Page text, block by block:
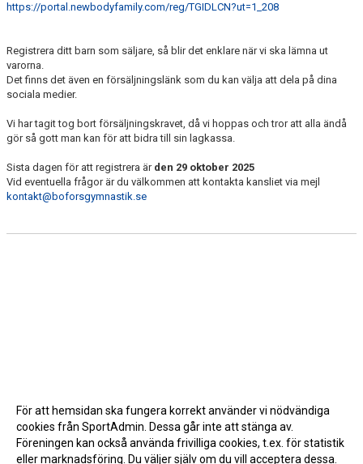
https://portal.newbodyfamily.com/reg/TGIDLCN?ut=1_208
Registrera ditt barn som säljare, så blir det enklare när vi ska lämna ut
varorna.
Det finns det även en försäljningslänk som du kan välja att dela på dina
sociala medier.
Vi har tagit tog bort försäljningskravet, då vi hoppas och tror att alla ändå
gör så gott man kan för att bidra till sin lagkassa.
Sista dagen för att registrera är den 29 oktober 2025
Vid eventuella frågor är du välkommen att kontakta kansliet via mejl
kontakt@boforsgymnastik.se
För att hemsidan ska fungera korrekt använder vi nödvändiga
cookies från SportAdmin. Dessa går inte att stänga av.
Föreningen kan också använda frivilliga cookies, t.ex. för statistik
eller marknadsföring. Du väljer själv om du vill acceptera dessa.